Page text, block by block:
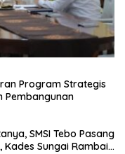
Program Strategis
Pembangunan
SMSI Tebo Pasang
Sungai Rambai